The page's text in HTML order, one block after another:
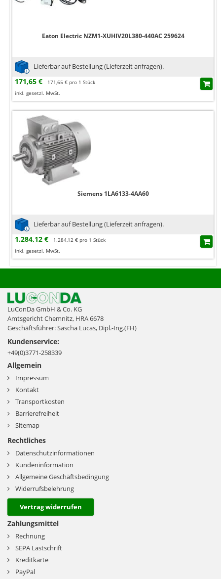
Eaton Electric NZM1-XUHIV20L380-440AC 259624
Lieferbar auf Bestellung (Lieferzeit anfragen).
171,65 €
171,65 € pro 1 Stück
inkl. gesetzl. MwSt.
Siemens 1LA6133-4AA60
Lieferbar auf Bestellung (Lieferzeit anfragen).
1.284,12 €
1.284,12 € pro 1 Stück
inkl. gesetzl. MwSt.
LuConDa GmbH & Co. KG
Amtsgericht Chemnitz, HRA 6678
Geschäftsführer: Sascha Lucas, Dipl.-Ing.(FH)
Kundenservice:
+49(0)3771-258339
Allgemein
Impressum
Kontakt
Transportkosten
Barrierefreiheit
Sitemap
Rechtliches
Datenschutzinformationen
Kundeninformation
Allgemeine Geschäftsbedingung
Widerrufsbelehrung
Vertrag widerrufen
Zahlungsmittel
Rechnung
SEPA Lastschrift
Kreditkarte
PayPal